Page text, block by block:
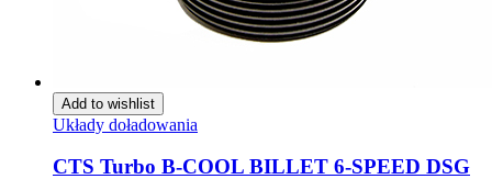
Add to wishlist
Układy doładowania
CTS Turbo B-COOL BILLET 6-SPEED DSG